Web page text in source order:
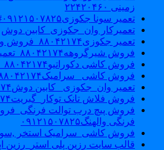
زمینی ۲۲۴۲۰۴۶۰
تعمیر سونا جکوزی۰۹۱۲۱۵۰۷۸۲۵#| Sauna | Jacuzzi
تعمیرکار وان_جکوزی_کابین دوش
تعمیر جکوزی۸۸۰۴۲۱۷۴_فروش وان جکوزی
فروش شیرگروهه۸۸۰۴۲۱۷۴_تعمیر شیرگروهه
فروش کاشی دکوراتیو۸۸۰۴۲۱۷۴_فروش کاشی بین کابینتی
فروش کاشی _سرامیک۸۸۰۴۲۱۷۴
تعمیر وان_جکوزی_ کابین دوش۸۸۰۴۲۱۷۴
فروش فلاش تانک توکار_گبریت۸۸۰۴۲۱۷۴
فروش پیچ درب توالت
فرنگی والهنگ۰۹۱۲۱۵۰۷۸۲۵
فروش کاشی_سرامیک استخر
قالب سایت رزین پلی استر_رزین